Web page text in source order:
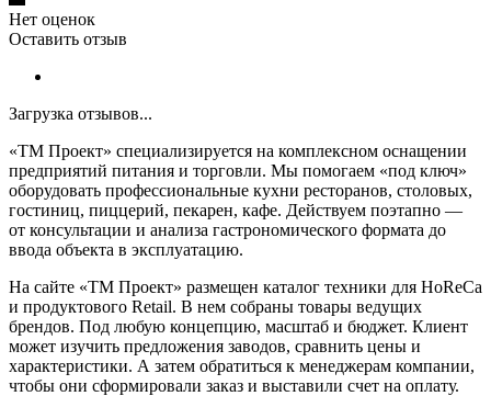
Нет оценок
Оставить отзыв
Загрузка отзывов...
«ТМ Проект» специализируется на комплексном оснащении
предприятий питания и торговли. Мы помогаем «под ключ»
оборудовать профессиональные кухни ресторанов, столовых,
гостиниц, пиццерий, пекарен, кафе. Действуем поэтапно —
от консультации и анализа гастрономического формата до
ввода объекта в эксплуатацию.
На сайте «ТМ Проект» размещен каталог техники для HoReCa
и продуктового Retail. В нем собраны товары ведущих
брендов. Под любую концепцию, масштаб и бюджет. Клиент
может изучить предложения заводов, сравнить цены и
характеристики. А затем обратиться к менеджерам компании,
чтобы они сформировали заказ и выставили счет на оплату.